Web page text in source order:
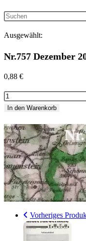
Diese
durchsuchen
Ausgewählt:
Nr.757 Dezember
0,88 €
Nr.757
Dezember
Menge
In den Warenkorb
Vorheriges